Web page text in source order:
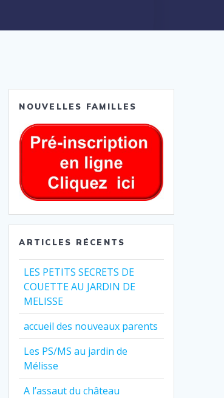
NOUVELLES FAMILLES
ARTICLES RÉCENTS
LES PETITS SECRETS DE
COUETTE AU JARDIN DE
MELISSE
accueil des nouveaux parents
Les PS/MS au jardin de
Mélisse
A l’assaut du château